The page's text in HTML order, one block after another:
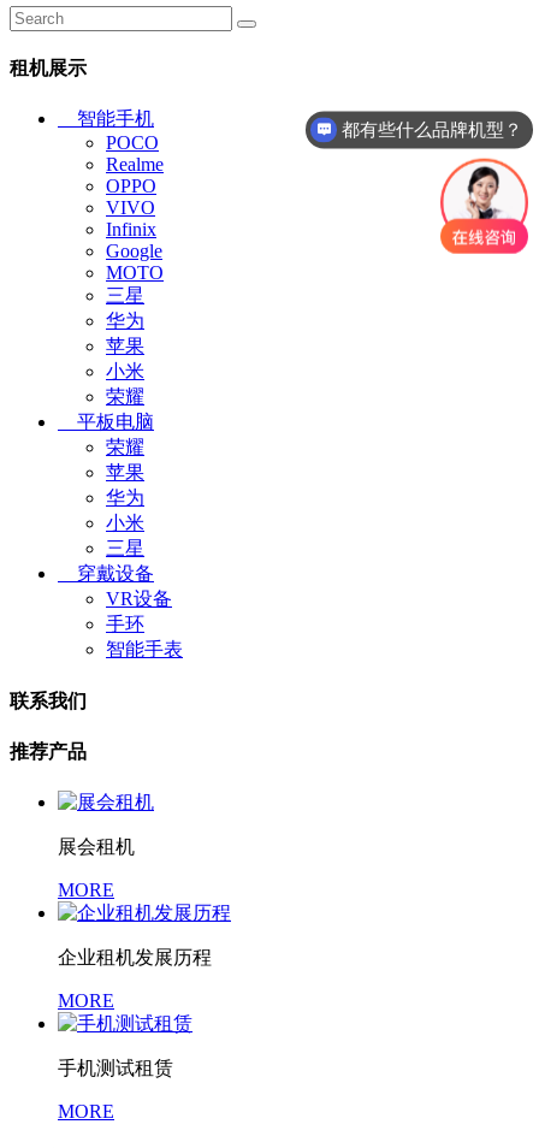
租机展示
智能手机
POCO
Realme
OPPO
VIVO
Infinix
Google
MOTO
三星
华为
苹果
小米
荣耀
平板电脑
荣耀
苹果
华为
小米
三星
穿戴设备
VR设备
手环
智能手表
联系我们
推荐产品
展会租机
MORE
企业租机发展历程
MORE
手机测试租赁
MORE
都有些什么品牌机型？